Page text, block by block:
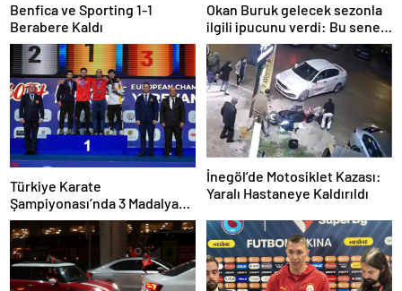
Benfica ve Sporting 1-1
Berabere Kaldı
Okan Buruk gelecek sezonla
ilgili ipucunu verdi: Bu sene
3, seneye de 4
Türkiye Karate
Şampiyonası’nda 3 Madalya
Kazandı
İnegöl’de Motosiklet Kazası:
Yaralı Hastaneye Kaldırıldı